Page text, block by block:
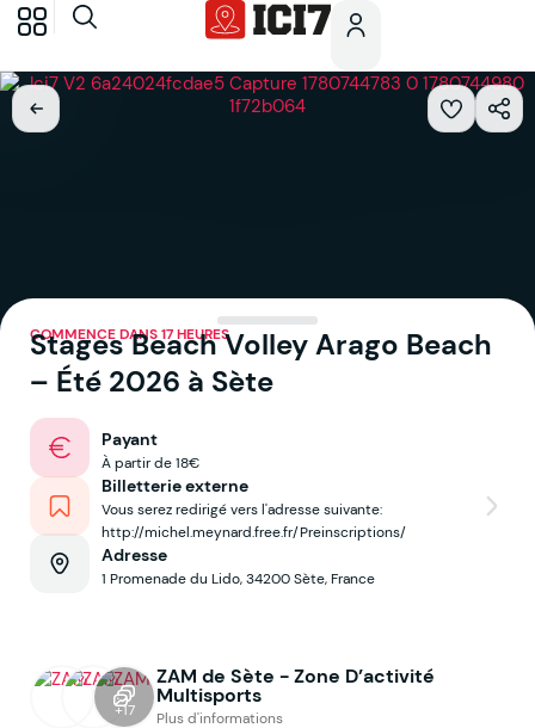
COMMENCE DANS 17 HEURES
Stages Beach Volley Arago Beach
– Été 2026 à Sète
Payant
À partir de 18€
Billetterie externe
Vous serez redirigé vers l'adresse suivante:
http://michel.meynard.free.fr/Preinscriptions/
Adresse
1 Promenade du Lido, 34200 Sète, France
+17
ZAM de Sète - Zone D’activité
Multisports
Plus d'informations
Voir sur la map